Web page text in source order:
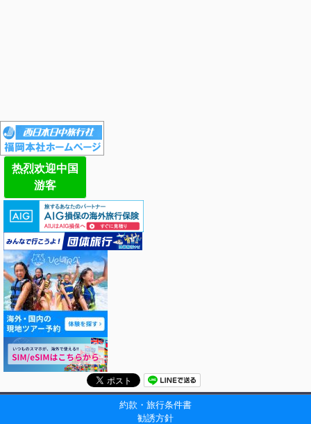
热烈欢迎中国
游客
約款・旅行条件書
勧誘方針